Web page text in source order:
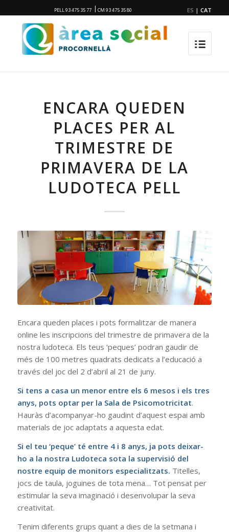
PELL 93 475 35 77 | CM 93 475 35 80 ES |CAT
ENCARA QUEDEN
PLACES PER AL
TRIMESTRE DE
PRIMAVERA DE LA
LUDOTECA PELL
Encara queden places i pots formalitzar de manera
online les inscripcions del trimestre de primavera de la
nostra ludoteca. Els teus ‘peques’ podran gaudir de
més de 100 metres quadrats dedicats a l’educació a
través del joc del 2 d’abril al 21 de juny.
Si tens a casa un menor entre els 6 mesos i els tres
anys, pots optar per la Sala de Psicomotricitat.
Hauràs d’acompanyar-ho gaudint d’aquest espai amb
materials de joc adaptats a aquesta edat.
Si el teu ‘peque’ té entre 4 i 8 anys, ja pots deixar-
ho a la nostra Ludoteca sota la supervisió del
nostre equip de monitors especialitzats. Titelles,
jocs de taula, joguines de tota mena… Tot pensat per
estimular la seva imaginació i desenvolupar la seva
creativitat.
Tenim diferents grups quant a dies de la setmana i